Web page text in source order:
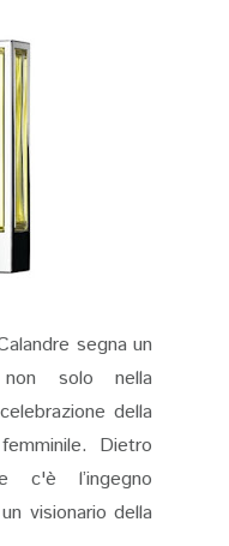
segna un
non solo nella
della
Dietro
c'è l’ingegno
visionario della